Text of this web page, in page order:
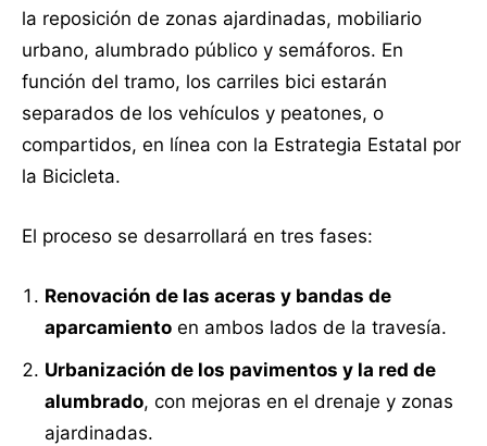
la reposición de zonas ajardinadas, mobiliario
urbano, alumbrado público y semáforos. En
función del tramo, los carriles bici estarán
separados de los vehículos y peatones, o
compartidos, en línea con la Estrategia Estatal por
la Bicicleta.
El proceso se desarrollará en tres fases:
Renovación de las aceras y bandas de
aparcamiento en ambos lados de la travesía.
Urbanización de los pavimentos y la red de
alumbrado, con mejoras en el drenaje y zonas
ajardinadas.